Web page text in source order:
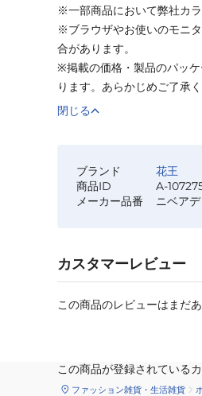
※一部商品において弊社カ
※ブラウザやお使いのモニ
合があります。
※掲載の価格・製品のパッ
ります。あらかじめご了承く
閉じる
ブランド
花王
商品ID
A-
メーカー品番
ニベア
カスタマーレビュー
この商品のレビューはまだあ
この商品が登録されている
ファッション雑貨・生活雑貨